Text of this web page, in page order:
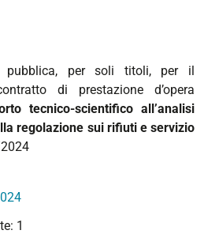
pubblica, per soli titoli, per il
di prestazione d’opera
tecnico-scientifico all’analisi
regolazione sui rifiuti e servizio
1